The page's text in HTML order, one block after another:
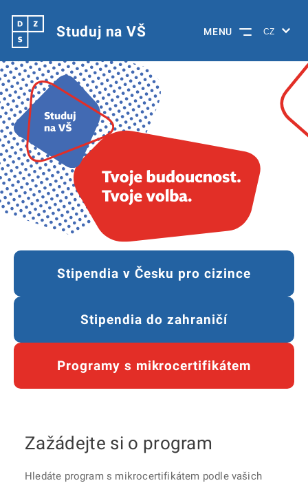
Studuj na VŠ MENU
Stipendia v Česku pro cizince
Stipendia do zahraničí
Programy s mikrocertifikátem
Zažádejte si o program
Hledáte program s mikrocertifikátem podle vašich